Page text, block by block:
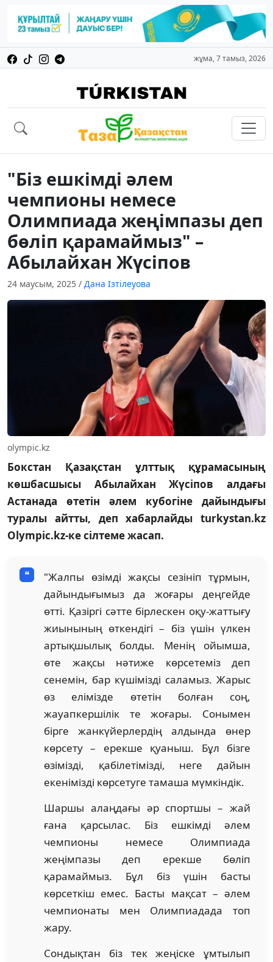
жұма, 7 тамыз, 2026
"Біз ешкімді әлем
чемпионы немесе
Олимпиада жеңімпазы деп
бөліп қарамаймыз" –
Абылайхан Жүсіпов
24 маусым, 2025 / Дана Ізтілеуова
olympic.kz
Бокстан Қазақстан ұлттық құрамасының
көшбасшысы Абылайхан Жүсіпов алдағы
Астанада өтетін әлем кубогіне дайындығы
туралы айтты, деп хабарлайды turkystan.kz
Olympic.kz-ке сілтеме жасап.
"Жалпы өзімді жақсы сезініп тұрмын,
дайындығымыз да жоғары деңгейде
өтті. Қазіргі сәтте бірлескен оқу-жаттығу
жиынының өткендігі – біз үшін үлкен
артықшылық болды. Менің ойымша,
өте жақсы нәтиже көрсетеміз деп
сенемін, бар күшімізді саламыз. Жарыс
өз елімізде өтетін болған соң,
жауапкершілік те жоғары. Сонымен
бірге жанкүйерлердің алдында өнер
көрсету – ерекше қуаныш. Бұл бізге
өзімізді, қабілетімізді, неге дайын
екенімізді көрсетуге тамаша мүмкіндік.
Шаршы алаңдағы әр спортшы – жай
ғана қарсылас. Біз ешкімді әлем
чемпионы немесе Олимпиада
жеңімпазы деп ерекше бөліп
қарамаймыз. Бұл біз үшін басты
көрсеткіш емес. Басты мақсат – әлем
чемпионаты мен Олимпиадада топ
жару.
Сондықтан біз тек жеңіске ұмтылып